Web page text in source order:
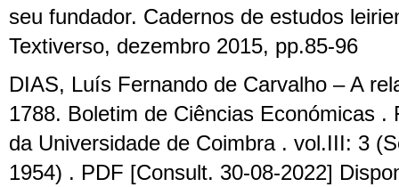
seu fundador. Cadernos de estudos
Textiverso, dezembro 2015, pp.85-96
DIAS, Luís Fernando de Carvalho – A
1788. Boletim de Ciências Económicas .
da Universidade de Coimbra . vol.III: 3
1954) . PDF [Consult. 30-08-2022]